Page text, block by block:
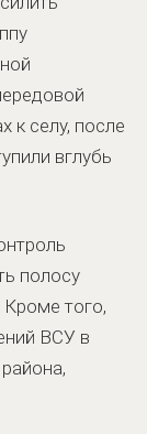
к селу, после
вглубь
полосу
Кроме того,
ВСУ в